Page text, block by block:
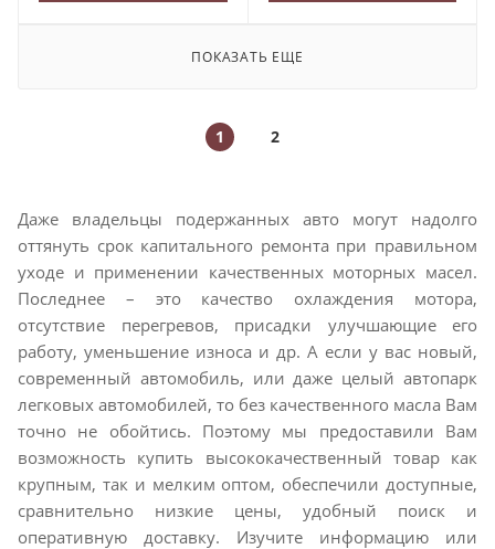
ПОКАЗАТЬ ЕЩЕ
1 2
Даже владельцы подержанных авто могут надолго
оттянуть срок капитального ремонта при правильном
уходе и применении качественных моторных масел.
Последнее – это качество охлаждения мотора,
отсутствие перегревов, присадки улучшающие его
работу, уменьшение износа и др. А если у вас новый,
современный автомобиль, или даже целый автопарк
легковых автомобилей, то без качественного масла Вам
точно не обойтись. Поэтому мы предоставили Вам
возможность купить высококачественный товар как
крупным, так и мелким оптом, обеспечили доступные,
сравнительно низкие цены, удобный поиск и
оперативную доставку. Изучите информацию или